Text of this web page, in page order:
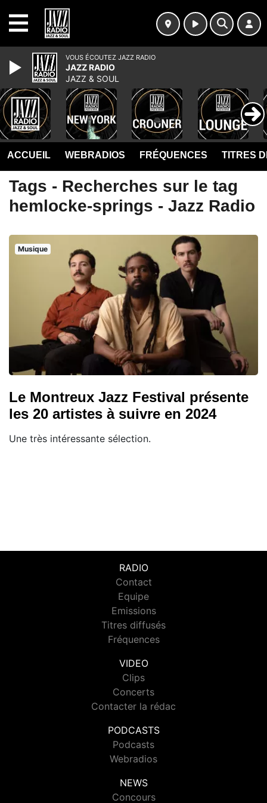
ACCUEIL WEBRADIOS FRÉQUENCES TITRES
Tags - Recherches sur le tag
hemlocke-springs - Jazz Radio
Musique
Le Montreux Jazz Festival présente
les 20 artistes à suivre en 2024
Une très intéressante sélection.
RADIO
Contact
Equipe
Emissions
Titres diffusés
Fréquences
VIDEO
Clips
Concerts
Contacter la rédac
PODCASTS
Podcasts
Webradios
NEWS
Concours
VOUS ÉCOUTEZ JAZZ RADIO
JAZZ RADIO
JAZZ & SOUL